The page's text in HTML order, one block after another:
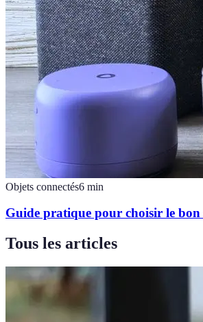
Objets connectés6 min
Guide pratique pour choisir le
Tous les articles